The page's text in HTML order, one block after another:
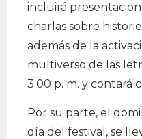
incluirá
charlas sobre
además de la
multiverso de las
3:00 p. m. y contará
Por su parte, el
día del festival, se